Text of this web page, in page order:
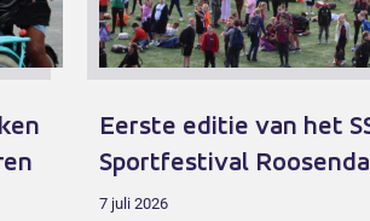
Eerste editie van het
Sportfestival
7 juli 2026